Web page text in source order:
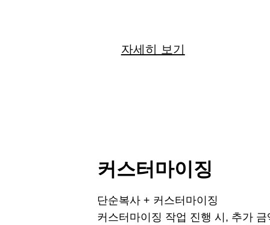
자세히 보기
커스터마이징
단순복사 + 커스터마이징
커스터마이징 작업 진행 시, 추가